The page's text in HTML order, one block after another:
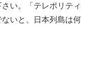
い。「テレポリティ
いと、日本列島は何